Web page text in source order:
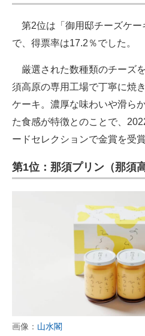
第2位は「御用邸チーズケー
で、得票率は17.2％でした。
厳選された数種類のチーズ
須高原の専用工場で丁寧に焼
ケーキ。濃厚な味わいや滑ら
た食感が特徴とのことで、
ードセレクションで金賞を受
第1位：那須プリン（那須
画像： 山水閣